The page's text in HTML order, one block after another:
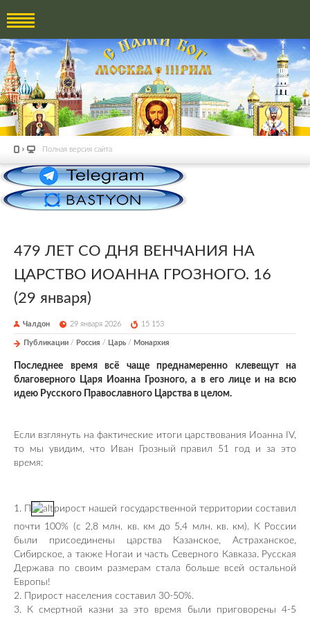
Полная версия сайта
479 ЛЕТ СО ДНЯ ВЕНЧАНИЯ НА
ЦАРСТВО ИОАННА ГРОЗНОГО. 16
(29 января)
Чалдон 29 января 2026 15 153
Публикации / Россия / Царь / Монархия
Последнее время всё чаще преднамеренно клевещут на
благоверного Царя Иоанна Грозного, а в его лице и на всю
идею Русского Православного Царства в целом.
Если взглянуть на фактические итоги царствования Иоанна IV,
то мы увидим, что Иван Грозный правил 51 год и за это
время:
1. П
рирост нашей государственной территории составил
почти 100% (с 2,8 млн. кв. км до 5,4 млн. кв. км). К России
были присоединены царства Казанское, Астраханское,
Сибирское, а также Ногаи и часть Северного Кавказа. Русская
Держава по своим размерам стала больше всей остальной
Европы!
2. Прирост населения составил 30-50%.
3. К смертной казни за это время были приговорены 4-5